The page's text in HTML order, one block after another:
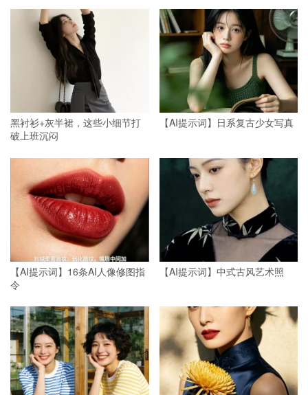
黑衬衫+灰半裙，这些小细节打
破上班沉闷
【AI提示词】日系复古少女写真
【AI提示词】16条AI人像修图指
令
【AI提示词】中式古风艺术照